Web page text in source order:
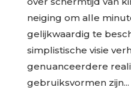
neiging om alle
gelijkwaardig te
simplistische visie
genuanceerdere
gebruiksvormen zijn...